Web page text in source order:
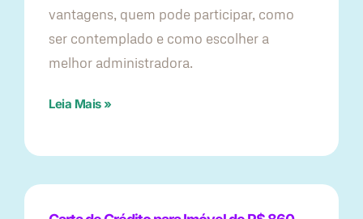
vantagens, quem pode participar, como
ser contemplado e como escolher a
melhor administradora.
Leia Mais »